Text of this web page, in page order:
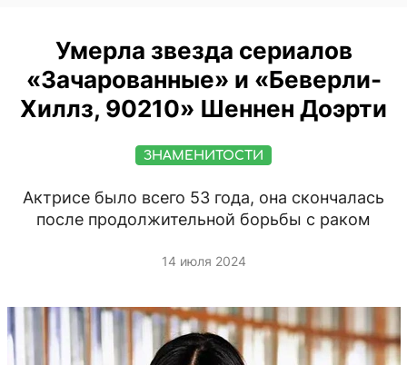
Умерла звезда сериалов
«Зачарованные» и «Беверли-
Хиллз, 90210» Шеннен Доэрти
ЗНАМЕНИТОСТИ
Актрисе было всего 53 года, она скончалась
после продолжительной борьбы с раком
14 июля 2024